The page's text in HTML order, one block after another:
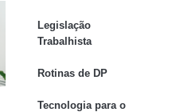
Legislação
Trabalhista
Rotinas de DP
Tecnologia para o